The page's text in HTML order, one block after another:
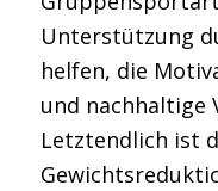
Unterstützung
helfen, die
und nachhaltige
Letztendlich ist